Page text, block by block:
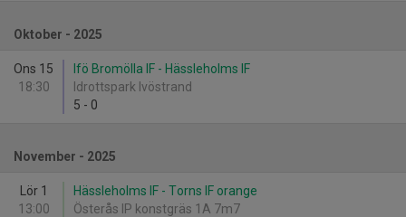
Oktober - 2025
Ons 15
18:30
Ifö Bromölla IF - Hässleholms IF
Idrottspark Ivöstrand
5 - 0
November - 2025
Lör 1
13:00
Hässleholms IF - Torns IF orange
Österås IP konstgräs 1A 7m7